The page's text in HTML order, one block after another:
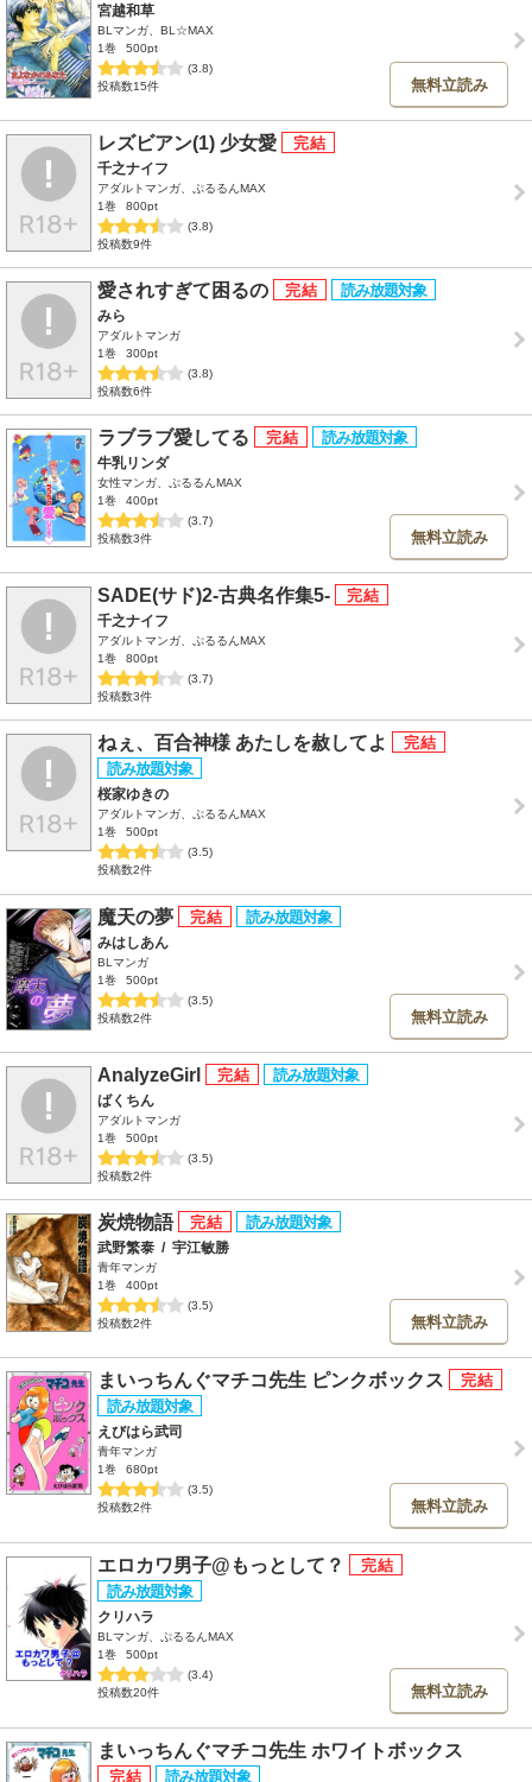
宮越和草
BLマンガ、BL☆MAX
1巻
500pt
(3.8)
投稿数15件
無料立読み
レズビアン(1) 少女愛
千之ナイフ
アダルトマンガ、ぷるるんMAX
1巻
800pt
(3.8)
投稿数9件
愛されすぎて困るの
みら
アダルトマンガ
1巻
300pt
(3.8)
投稿数6件
ラブラブ愛してる
牛乳リンダ
女性マンガ、ぷるるんMAX
1巻
400pt
(3.7)
投稿数3件
無料立読み
SADE(サド)2-古典名作集5-
千之ナイフ
アダルトマンガ、ぷるるんMAX
1巻
800pt
(3.7)
投稿数3件
ねぇ、百合神様 あたしを赦してよ
桜家ゆきの
アダルトマンガ、ぷるるんMAX
1巻
500pt
(3.5)
投稿数2件
魔天の夢
みはしあん
BLマンガ
1巻
500pt
(3.5)
投稿数2件
無料立読み
AnalyzeGirl
ばくちん
アダルトマンガ
1巻
500pt
(3.5)
投稿数2件
炭焼物語
武野繁泰 / 宇江敏勝
青年マンガ
1巻
400pt
(3.5)
投稿数2件
無料立読み
まいっちんぐマチコ先生 ピンクボックス
えびはら武司
青年マンガ
1巻
680pt
(3.5)
投稿数2件
無料立読み
エロカワ男子@もっとして？
クリハラ
BLマンガ、ぷるるんMAX
1巻
500pt
(3.4)
投稿数20件
無料立読み
まいっちんぐマチコ先生 ホワイトボックス